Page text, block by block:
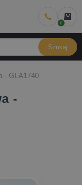
Szukaj
- GLA1740
-